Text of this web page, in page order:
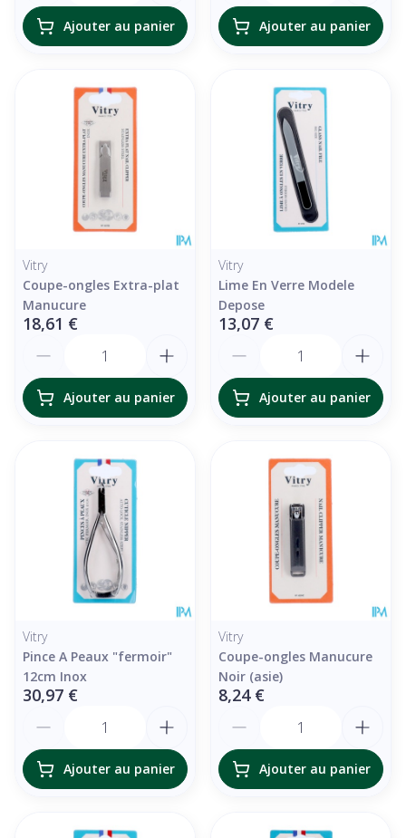
Ajouter au panier Ajouter au panier
Vitry
Coupe-ongles Extra-plat
Manucure
18,61 €
Ajouter au panier
Vitry
Lime En Verre Modele
Depose
13,07 €
Ajouter au panier
Vitry
Pince A Peaux "fermoir"
12cm Inox
30,97 €
Ajouter au panier
Vitry
Coupe-ongles Manucure
Noir (asie)
8,24 €
Ajouter au panier